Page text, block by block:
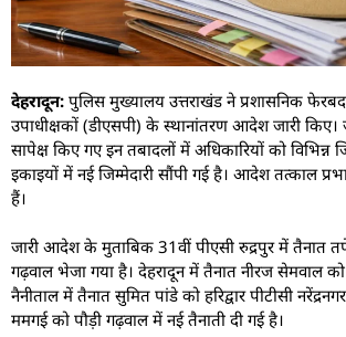
देहरादून: पुलिस मुख्यालय उत्तराखंड ने प्रशासनिक
उपाधीक्षकों (डीएसपी) के स्थानांतरण आदेश जारी
सापेक्ष किए गए इन तबादलों में अधिकारियों को विभिन्न
इकाइयों में नई जिम्मेदारी सौंपी गई है। आदेश तत्काल
हैं।
जारी आदेश के मुताबिक 31वीं पीएसी रुद्रपुर में तैनात
गढ़वाल भेजा गया है। देहरादून में तैनात नीरज सेमवाल
नैनीताल में तैनात सुमित पांडे को हरिद्वार पीटीसी
ममगई को पौड़ी गढ़वाल में नई तैनाती दी गई है।